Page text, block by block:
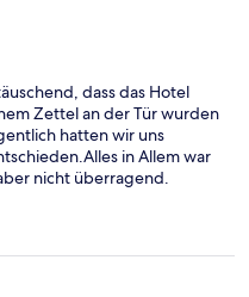
dass das Hotel
Zettel an der Tür wurden
hatten wir uns
in Allem war
nicht überragend.
immer noch bei
ist.